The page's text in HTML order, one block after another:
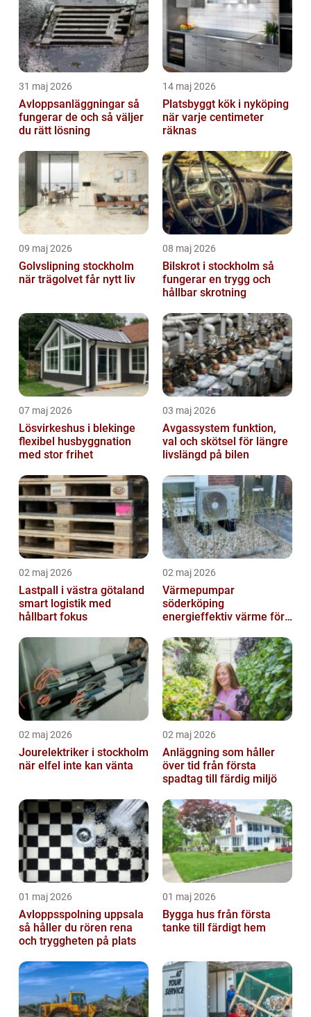
31 maj 2026
Avloppsanläggningar så
fungerar de och så väljer
du rätt lösning
14 maj 2026
Platsbyggt kök i nyköping
när varje centimeter
räknas
09 maj 2026
Golvslipning stockholm
när trägolvet får nytt liv
08 maj 2026
Bilskrot i stockholm så
fungerar en trygg och
hållbar skrotning
07 maj 2026
Lösvirkeshus i blekinge
flexibel husbyggnation
med stor frihet
03 maj 2026
Avgassystem funktion,
val och skötsel för längre
livslängd på bilen
02 maj 2026
Lastpall i västra götaland
smart logistik med
hållbart fokus
02 maj 2026
Värmepumpar
söderköping
energieffektiv värme för
02 maj 2026
Jourelektriker i stockholm
när elfel inte kan vänta
02 maj 2026
Anläggning som håller
över tid från första
spadtag till färdig miljö
01 maj 2026
Avloppsspolning uppsala
så håller du rören rena
och tryggheten på plats
01 maj 2026
Bygga hus från första
tanke till färdigt hem